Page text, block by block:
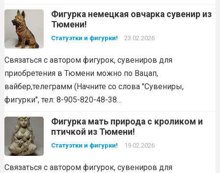
Фигурка немецкая овчарка сувенир из
Тюмени!
Статуэтки и фигурки! 23.02.2026
Связаться с автором фигурок, сувениров для
приобретения в Тюмени можно по Вацап,
вайбер,телеграмм (Начните со слова "Сувениры,
фигурки", тел: 8-905-820-48-38…
Фигурка мать природа с кроликом и
птичкой из Тюмени!
Статуэтки и фигурки! 19.02.2026
Связаться с автором фигурок, сувениров для